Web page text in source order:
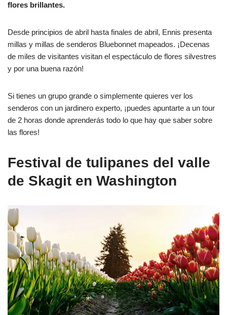
flores brillantes.
Desde principios de abril hasta finales de abril, Ennis presenta
millas y millas de senderos Bluebonnet mapeados. ¡Decenas
de miles de visitantes visitan el espectáculo de flores silvestres
y por una buena razón!
Si tienes un grupo grande o simplemente quieres ver los
senderos con un jardinero experto, ¡puedes apuntarte a un tour
de 2 horas donde aprenderás todo lo que hay que saber sobre
las flores!
Festival de tulipanes del valle
de Skagit en Washington